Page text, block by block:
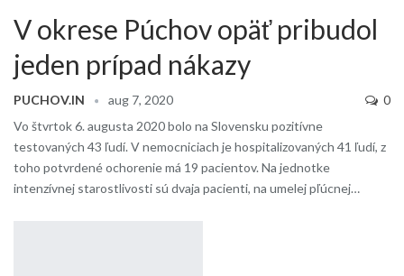
V okrese Púchov opäť pribudol
jeden prípad nákazy
PUCHOV.IN aug 7, 2020
0
Vo štvrtok 6. augusta 2020 bolo na Slovensku pozitívne
testovaných 43 ľudí. V nemocniciach je hospitalizovaných 41 ľudí, z
toho potvrdené ochorenie má 19 pacientov. Na jednotke
intenzívnej starostlivosti sú dvaja pacienti, na umelej pľúcnej…